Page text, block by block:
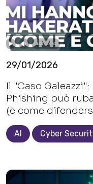
29/01/2026
Il "Caso
Phishing può
(e come
AI Cyber